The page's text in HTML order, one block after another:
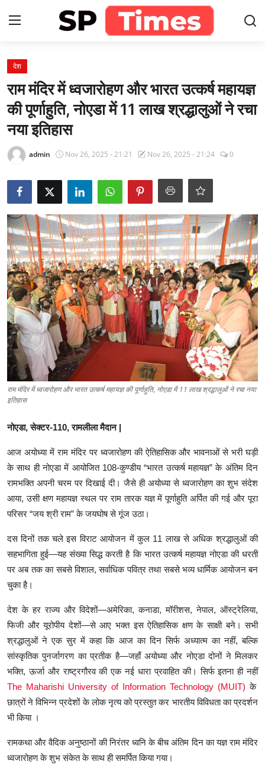
Home
Contact
About
खेल
राजस्थान
मनोरंजन
शिक्षा
लाइफस्टाइल
टेक्नोलॉजी
देश
बिज़नेस
English
देश
राम मंदिर में ध्वजारोहण और भारत उत्कर्ष महायज्ञ
की पूर्णाहुति, नोएडा में 11 लाख श्रद्धालुओं ने रचा
नया इतिहास
admin Nov 26, 2025 - 21:21 Nov 26, 2025 - 21:24 0
राम मंदिर में ध्वजारोहण और भारत उत्कर्ष महायज्ञ की पूर्णाहुति, नोएडा में 11 लाख श्रद्धालुओं ने रचा नया
इतिहास
नोएडा,सेक्टर-110,रामलीला मैदान|
आज अयोध्या में राम मंदिर पर ध्वजारोहण की ऐतिहासिक और भावनाओं से भरी घड़ी
के साथ ही नोएडा में आयोजित108-कुण्डीय“भारत उत्कर्ष महायज्ञ”के अंतिम दिन
रामभक्ति अपनी चरम पर दिखाई दी। जैसे ही अयोध्या से ध्वजारोहण का शुभ संदेश
आया,उसी क्षण महायज्ञ स्थल पर राम तारक यज्ञ में पूर्णाहुति अर्पित की गई और पूरा
परिसर “जय श्री राम”के जयघोष से गूंज उठा।
दस दिनों तक चले इस विराट आयोजन में कुल11लाख से अधिक श्रद्धालुओं की
सहभागिता हुई—यह संख्या सिद्ध करती है कि भारत उत्कर्ष महायज्ञ नोएडा की धरती
पर अब तक का सबसे विशाल,सर्वाधिक पवित्र तथा सबसे भव्य धार्मिक आयोजन बन
चुका है।
देश के हर राज्य और विदेशों—अमेरिका,कनाडा,मॉरीशस,नेपाल,ऑस्ट्रेलिया,
फिजी और यूरोपीय देशों—से आए भक्त इस ऐतिहासिक क्षण के साक्षी बने। सभी
श्रद्धालुओं ने एक सुर में कहा कि आज का दिन सिर्फ अध्यात्म का नहीं,बल्कि
सांस्कृतिक पुनर्जागरण का प्रतीक है—जहाँ अयोध्या और नोएडा दोनों ने मिलकर
भक्ति,ऊर्जा और राष्ट्रगौरव की एक नई धारा प्रवाहित की। सिर्फ इतना ही नहीं
The Maharishi University of Information Technology (MUIT) के
छात्रों ने विभिन्न प्रदेशों के लोक नृत्य को प्रस्तुत कर भारतीय विविधता का प्रदर्शन
भी किया ।
रामकथा और वैदिक अनुष्ठानों की निरंतर ध्वनि के बीच अंतिम दिन का यज्ञ राम मंदिर
ध्वजारोहण के शुभ संकेत के साथ ही समर्पित किया गया।